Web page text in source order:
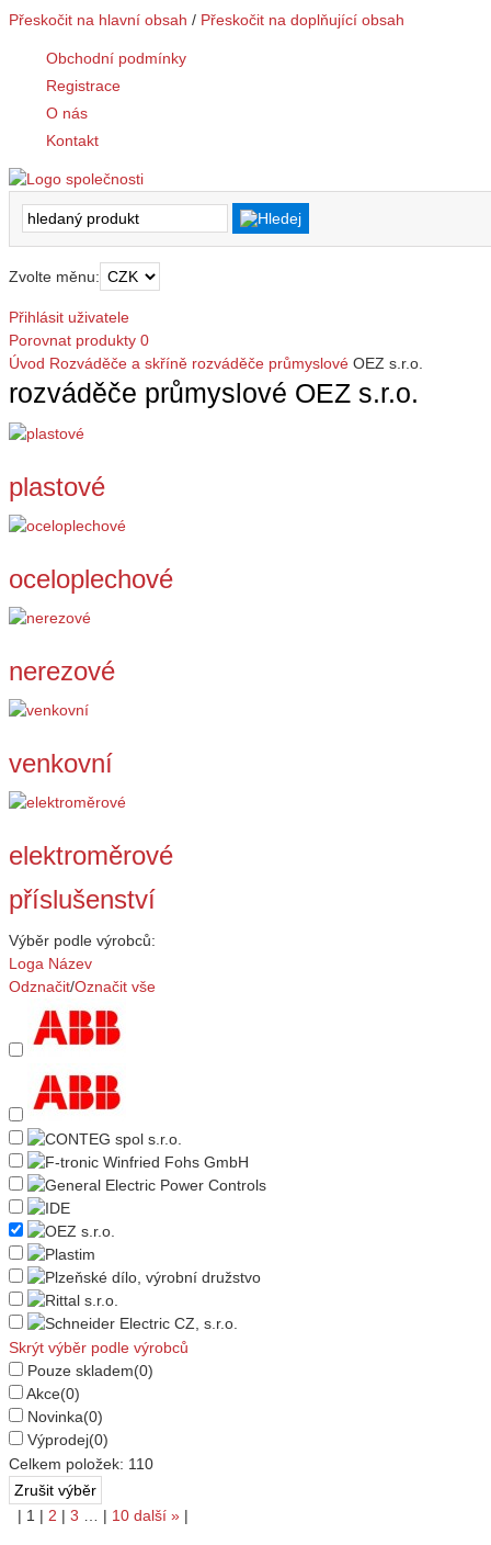
Přeskočit na hlavní obsah / Přeskočit na doplňující obsah
Obchodní podmínky
Registrace
O nás
Kontakt
Zvolte měnu:
Přihlásit uživatele
Porovnat produkty 0
Úvod Rozváděče a skříně rozváděče průmyslové OEZ s.r.o.
rozváděče průmyslové OEZ s.r.o.
plastové
oceloplechové
nerezové
venkovní
elektroměrové
příslušenství
Výběr podle výrobců:
Loga Název
Odznačit/Označit vše
Skrýt výběr podle výrobců
Pouze skladem(0)
Akce(0)
Novinka(0)
Výprodej(0)
Celkem položek: 110
| 1 | 2 | 3 … | 10 další » |